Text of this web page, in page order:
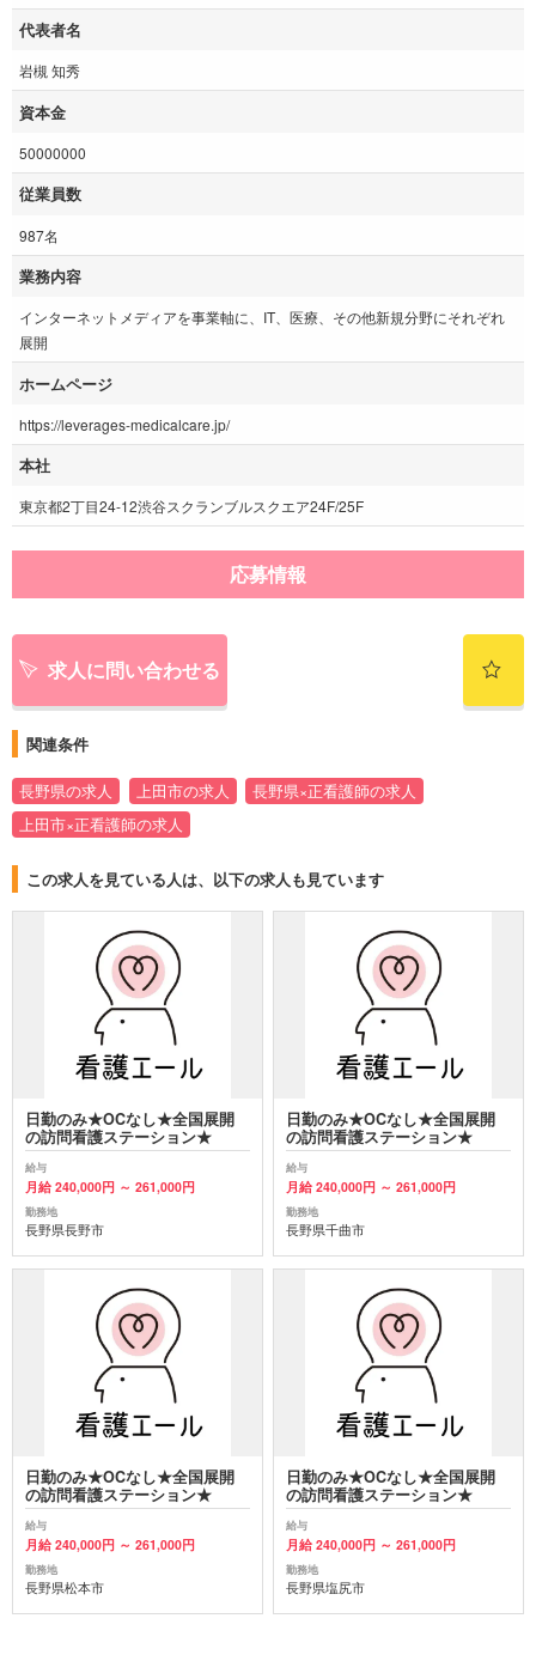
代表者名
岩槻 知秀
資本金
50000000
従業員数
987名
業務内容
インターネットメディアを事業軸に、IT、医療、その他新規分野にそれぞれ
展開
ホームページ
https://leverages-medicalcare.jp/
本社
東京都2丁目24-12渋谷スクランブルスクエア24F/25F
応募情報
求人に問い合わせる
関連条件
長野県の求人 上田市の求人
長野県×正看護師の求人
上田市×正看護師の求人
この求人を見ている人は、以下の求人も見ています
日勤のみ★OCなし★全国展開
の訪問看護ステーション★
給与
月給 240,000円 ～ 261,000円
勤務地
長野県長野市
日勤のみ★OCなし★全国展開
の訪問看護ステーション★
給与
月給 240,000円 ～ 261,000円
勤務地
長野県千曲市
日勤のみ★OCなし★全国展開
の訪問看護ステーション★
給与
月給 240,000円 ～ 261,000円
勤務地
長野県松本市
日勤のみ★OCなし★全国展開
の訪問看護ステーション★
給与
月給 240,000円 ～ 261,000円
勤務地
長野県塩尻市